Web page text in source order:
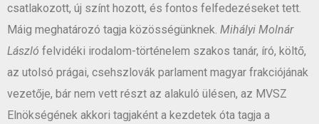
csatlakozott, új színt hozott, és fontos felfedezéseket tett.
Máig meghatározó tagja közösségünknek. Mihályi Molnár
László felvidéki irodalom-történelem szakos tanár, író, költő,
az utolsó prágai, csehszlovák parlament magyar frakciójának
vezetője, bár nem vett részt az alakuló ülésen, az MVSZ
Elnökségének akkori tagjaként a kezdetek óta tagja a